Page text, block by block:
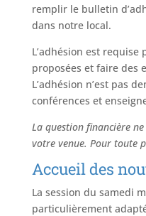
remplir le bulletin
dans notre local.
L’adhésion est
proposées et faire des
L’adhésion n’est pas
conférences et
La question financière
votre venue. Pour toute
Accueil des
La session du samedi
particulièrement